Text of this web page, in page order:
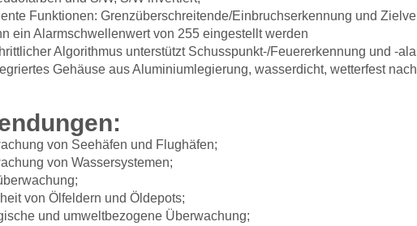
Funktionen: Grenzüberschreitende/Einbruchserkennung und
ein Alarmschwellenwert von 255 eingestellt werden
Algorithmus unterstützt Schusspunkt-/Feuererkennung und -
Gehäuse aus Aluminiumlegierung, wasserdicht, wetterfest
von Seehäfen und Flughäfen;
von Wassersystemen;
von Ölfeldern und Öldepots;
und umweltbezogene Überwachung;